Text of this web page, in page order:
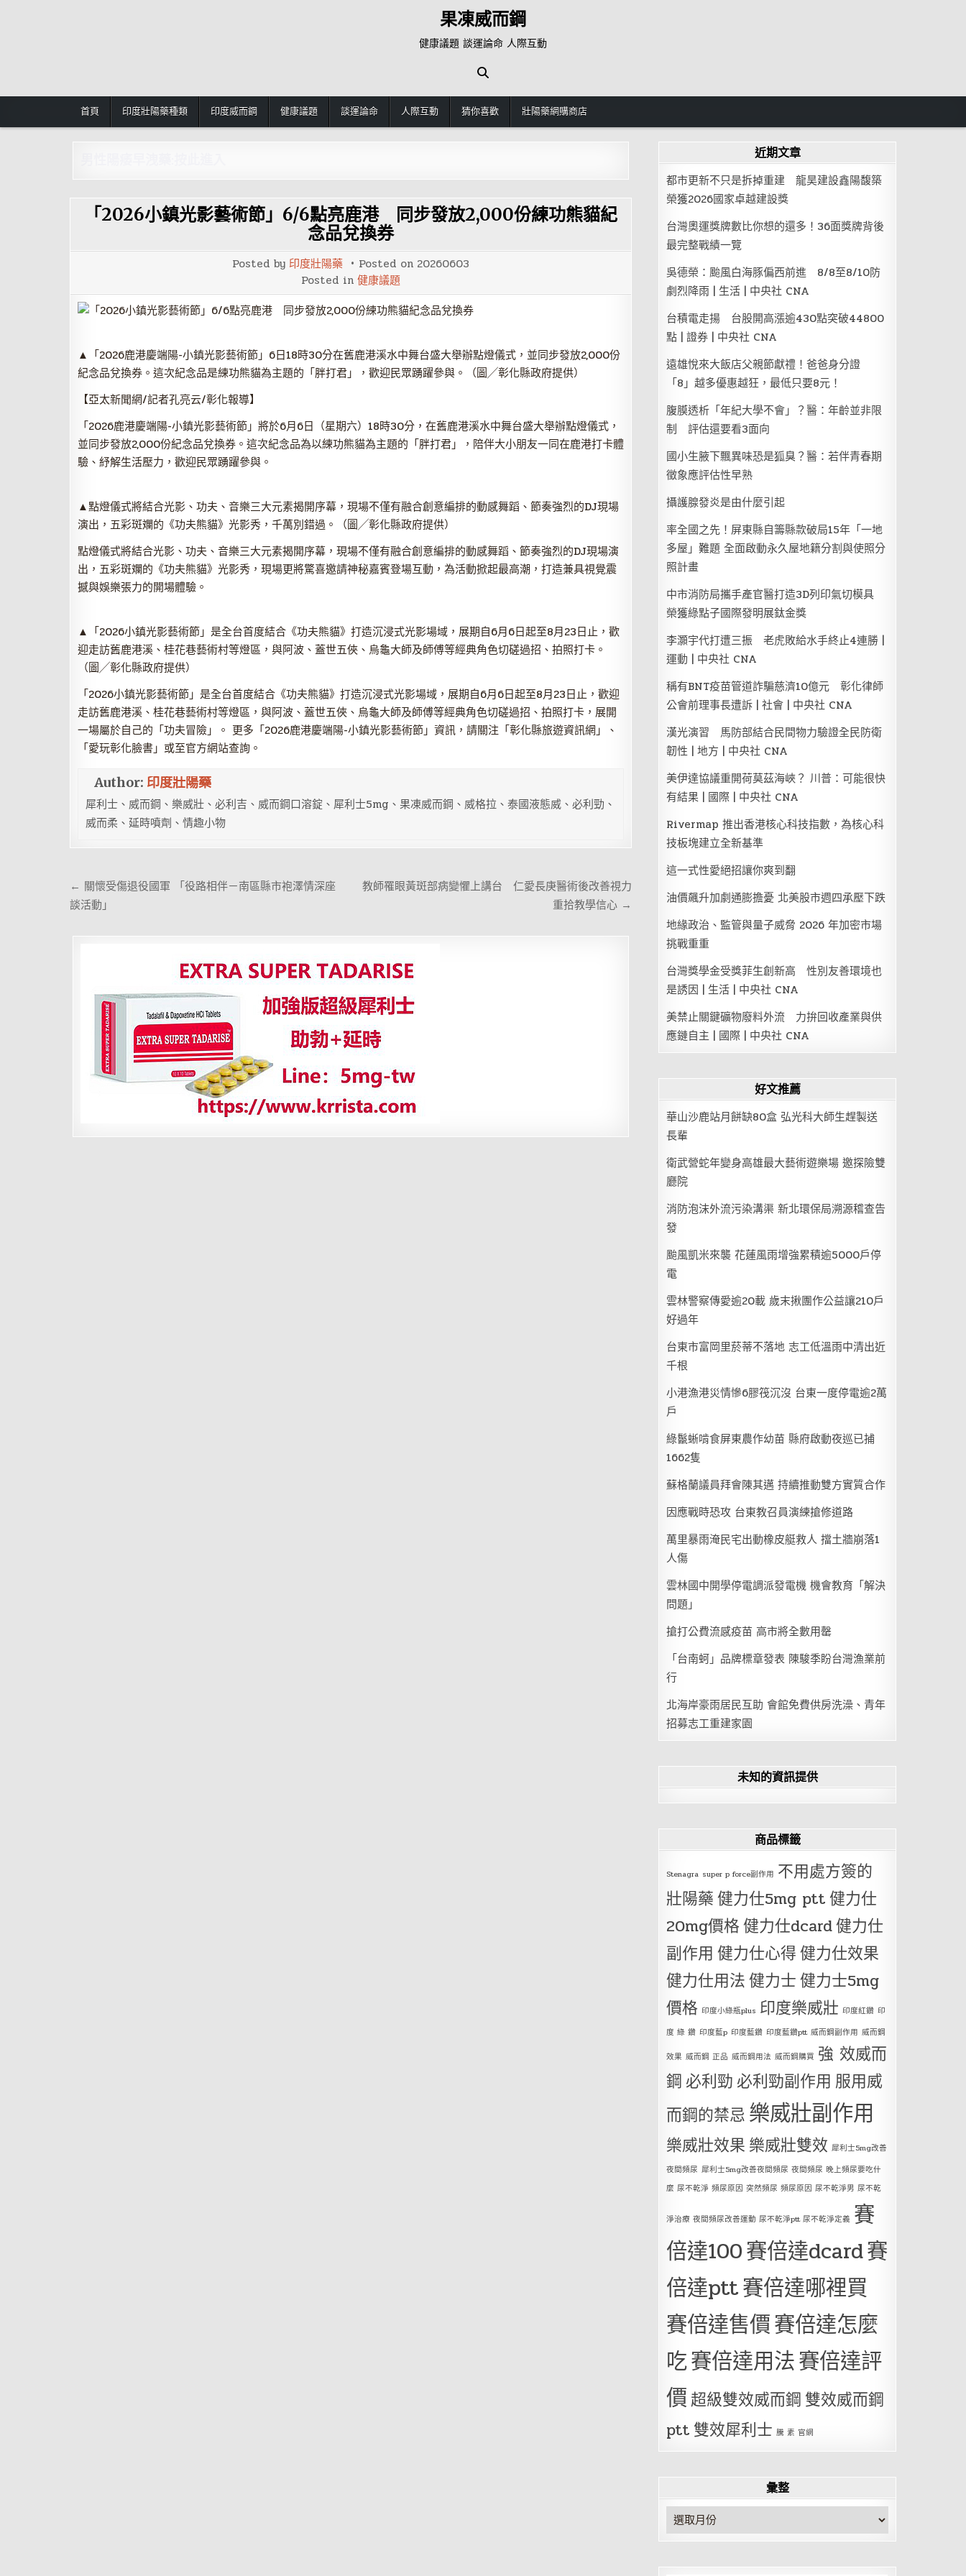
果凍威而鋼
健康議題 談運論命 人際互動
首頁 印度壯陽藥種類 印度威而鋼 健康議題 談運論命 人際互動 猜你喜歡 壯陽藥網購商店
「2026小鎮光影藝術節」6/6點亮鹿港 同步發放2,000份練功熊貓紀
念品兌換券
Posted by 印度壯陽藥 Posted on 20260603
Posted in 健康議題
▲「2026鹿港慶端陽-小鎮光影藝術節」6日18時30分在舊鹿港溪水中舞台盛大舉辦點燈儀式，並同步發放2,000份
紀念品兌換券。這次紀念品是練功熊貓為主題的「胖打君」，歡迎民眾踴躍參與。（圖╱彰化縣政府提供）
【亞太新聞網/記者孔亮云/彰化報導】
「2026鹿港慶端陽-小鎮光影藝術節」將於6月6日（星期六）18時30分，在舊鹿港溪水中舞台盛大舉辦點燈儀式，
並同步發放2,000份紀念品兌換券。這次紀念品為以練功熊貓為主題的「胖打君」，陪伴大小朋友一同在鹿港打卡體
驗、紓解生活壓力，歡迎民眾踴躍參與。
▲點燈儀式將結合光影、功夫、音樂三大元素揭開序幕，現場不僅有融合創意編排的動感舞蹈、節奏強烈的DJ現場
演出，五彩斑斕的《功夫熊貓》光影秀，千萬別錯過。（圖╱彰化縣政府提供）
點燈儀式將結合光影、功夫、音樂三大元素揭開序幕，現場不僅有融合創意編排的動感舞蹈、節奏強烈的DJ現場演
出，五彩斑斕的《功夫熊貓》光影秀，現場更將驚喜邀請神秘嘉賓登場互動，為活動掀起最高潮，打造兼具視覺震
撼與娛樂張力的開場體驗。
▲「2026小鎮光影藝術節」是全台首度結合《功夫熊貓》打造沉浸式光影場域，展期自6月6日起至8月23日止，歡
迎走訪舊鹿港溪、桂花巷藝術村等燈區，與阿波、蓋世五俠、烏龜大師及師傅等經典角色切磋過招、拍照打卡。
（圖╱彰化縣政府提供）
「2026小鎮光影藝術節」是全台首度結合《功夫熊貓》打造沉浸式光影場域，展期自6月6日起至8月23日止，歡迎
走訪舊鹿港溪、桂花巷藝術村等燈區，與阿波、蓋世五俠、烏龜大師及師傅等經典角色切磋過招、拍照打卡，展開
一場屬於自己的「功夫冒險」。 更多「2026鹿港慶端陽-小鎮光影藝術節」資訊，請關注「彰化縣旅遊資訊網」、
「愛玩彰化臉書」或至官方網站查詢。
Author: 印度壯陽藥
犀利士、威而鋼、樂威壯、必利吉、威而鋼口溶錠、犀利士5mg、果凍威而鋼、威格拉、泰國液態威、必利勁、
威而柔、延時噴劑、情趣小物
文
章
教師罹眼黃斑部病變懼上講台 仁愛長庚醫術後改善視力
重拾教學信心 →
← 關懷受傷退役國軍 「役路相伴－南區縣市袍澤情深座
談活動」
近期文章
都市更新不只是拆掉重建 龍昊建設鑫陽馥築
榮獲2026國家卓越建設獎
台灣奧運獎牌數比你想的還多！36面獎牌背後
最完整戰績一覽
吳德榮：颱風白海豚偏西前進 8/8至8/10防
劇烈降雨 | 生活 | 中央社 CNA
台積電走揚 台股開高漲逾430點突破44800
點 | 證券 | 中央社 CNA
遠雄悅來大飯店父親節獻禮！爸爸身分證
「8」越多優惠越狂，最低只要8元！
腹膜透析「年紀大學不會」？醫：年齡並非限
制 評估還要看3面向
國小生腋下飄異味恐是狐臭？醫：若伴青春期
徵象應評估性早熟
攝護腺發炎是由什麼引起
率全國之先！屏東縣自籌縣款破局15年「一地
多屋」難題 全面啟動永久屋地籍分割與使照分
照計畫
中市消防局攜手產官醫打造3D列印氣切模具
榮獲綠點子國際發明展鈦金獎
李灝宇代打遭三振 老虎敗給水手終止4連勝 |
運動 | 中央社 CNA
稱有BNT疫苗管道詐騙慈濟10億元 彰化律師
公會前理事長遭訴 | 社會 | 中央社 CNA
漢光演習 馬防部結合民間物力驗證全民防衛
韌性 | 地方 | 中央社 CNA
美伊達協議重開荷莫茲海峽？ 川普：可能很快
有結果 | 國際 | 中央社 CNA
Rivermap 推出香港核心科技指數，為核心科
技板塊建立全新基準
這一式性愛絕招讓你爽到翻
油價飆升加劇通膨擔憂 北美股市週四承壓下跌
地緣政治、監管與量子威脅 2026 年加密市場
挑戰重重
台灣獎學金受獎菲生創新高 性別友善環境也
是誘因 | 生活 | 中央社 CNA
美禁止關鍵礦物廢料外流 力拚回收產業與供
應鏈自主 | 國際 | 中央社 CNA
好文推薦
華山沙鹿站月餅缺80盒 弘光科大師生趕製送
長輩
衛武營蛇年變身高雄最大藝術遊樂場 邀探險雙
廳院
消防泡沫外流污染溝渠 新北環保局溯源稽查告
發
颱風凱米來襲 花蓮風雨增強累積逾5000戶停
電
雲林警察傳愛逾20載 歲末揪團作公益讓210戶
好過年
台東市富岡里菸蒂不落地 志工低溫雨中清出近
千根
小港漁港災情慘6膠筏沉沒 台東一度停電逾2萬
戶
綠鬣蜥啃食屏東農作幼苗 縣府啟動夜巡已捕
1662隻
蘇格蘭議員拜會陳其邁 持續推動雙方實質合作
因應戰時恐攻 台東教召員演練搶修道路
萬里暴雨淹民宅出動橡皮艇救人 擋土牆崩落1
人傷
雲林國中開學停電調派發電機 機會教育「解決
問題」
搶打公費流感疫苗 高市將全數用罄
「台南蚵」品牌標章發表 陳駿季盼台灣漁業前
行
北海岸豪雨居民互助 會館免費供房洗澡、青年
招募志工重建家園
未知的資訊提供
商品標籤
Stenagra super p force副作用 不用處方簽的
壯陽藥健力仕5mg ptt健力仕
20mg價格健力仕dcard健力仕
副作用 健力仕心得健力仕效果
健力仕用法健力士健力士5mg
價格 印度小綠瓶plus 印度樂威壯 印度紅鑽 印
度 綠 鑽 印度藍p 印度藍鑽 印度藍鑽ptt 威而鋼副作用 威而鋼
效果 威而鋼 正品 威而鋼用法 威而鋼購買 強 效威而
鋼 必利勁 必利勁副作用 服用威
而鋼的禁忌 樂威壯副作用
樂威壯效果 樂威壯雙效 犀利士5mg改善
夜間頻尿 犀利士5mg改善夜間頻尿 夜間頻尿 晚上頻尿要吃什
麼 尿不乾淨 頻尿原因 突然頻尿 頻尿原因 尿不乾淨男 尿不乾
淨治療 夜間頻尿改善運動 尿不乾淨ptt 尿不乾淨定義 賽
倍達100賽倍達dcard賽
倍達ptt賽倍達哪裡買
賽倍達售價賽倍達怎麼
吃賽倍達用法賽倍達評
價超級雙效威而鋼 雙效威而鋼
ptt 雙效犀利士 騰 素 官網
彙整
彙
整